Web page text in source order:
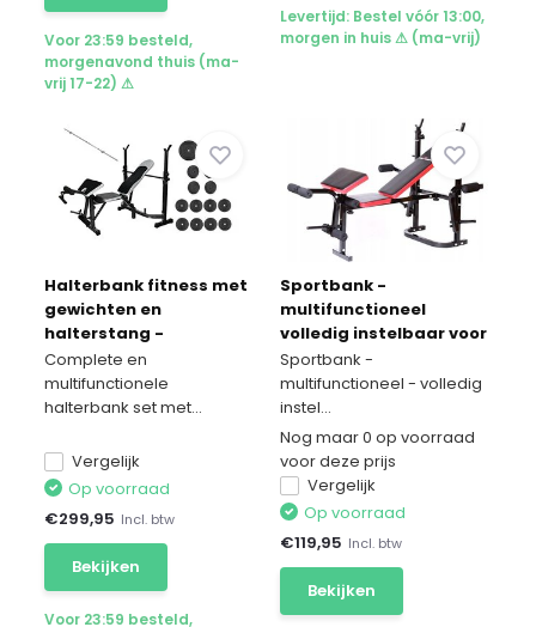
Voor 23:59 besteld,
morgenavond thuis (ma-
vrij 17-22) ⚠
Levertijd: Bestel vóór 13:00,
morgen in huis ⚠ (ma-vrij)
Halterbank fitness met
gewichten en
halterstang -
combinatie set 60 kg
Complete en
multifunctionele
halterbank set met...
Vergelijk
Op voorraad
€299,95 Incl. btw
Bekijken
Voor 23:59 besteld,
Sportbank -
multifunctioneel
volledig instelbaar voor
gewichten zwart & rood
Sportbank -
multifunctioneel - volledig
instel...
Nog maar 0 op voorraad
voor deze prijs
Vergelijk
Op voorraad
€119,95 Incl. btw
Bekijken